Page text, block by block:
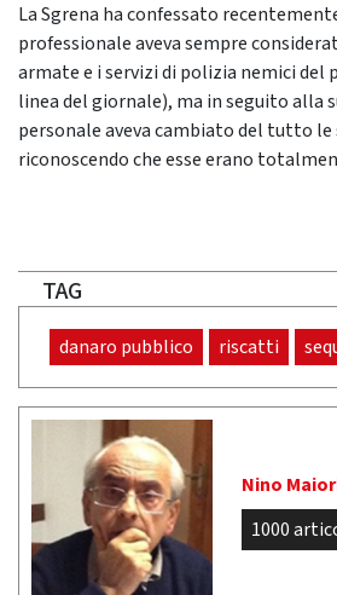
La Sgrena ha confessato
professionale aveva sempre
armate e i servizi di polizia nemici del
linea del giornale), ma in seguito alla
personale aveva cambiato del tutto le
riconoscendo che esse erano
TAG
danaro pubblico riscatti
Nino
1000